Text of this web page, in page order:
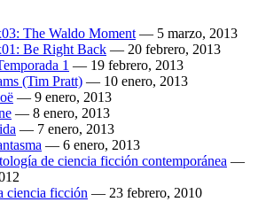
The Waldo Moment — 5 marzo, 2013
Be Right Back — 20 febrero, 2013
1 — 19 febrero, 2013
(Tim Pratt) — 10 enero, 2013
— 9 enero, 2013
— 8 enero, 2013
— 7 enero, 2013
— 6 enero, 2013
de ciencia ficción contemporánea —
ciencia ficción — 23 febrero, 2010